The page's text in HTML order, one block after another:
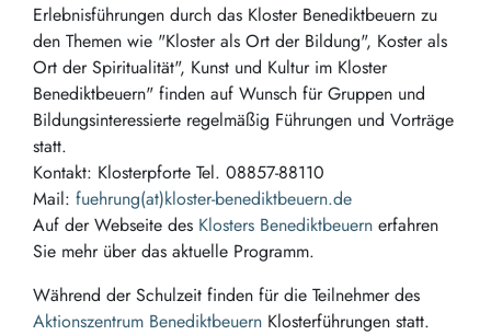
Erlebnisführungen durch das Kloster Benediktbeuern zu
den Themen wie "Kloster als Ort der Bildung", Koster als
Ort der Spiritualität", Kunst und Kultur im Kloster
Benediktbeuern" finden auf Wunsch für Gruppen und
Bildungsinteressierte regelmäßig Führungen und Vorträge
statt.
Kontakt: Klosterpforte Tel. 08857-88110
Mail: fuehrung(at)kloster-benediktbeuern.de
Auf der Webseite des Klosters Benediktbeuern erfahren
Sie mehr über das aktuelle Programm.
Während der Schulzeit finden für die Teilnehmer des
Aktionszentrum Benediktbeuern Klosterführungen statt.